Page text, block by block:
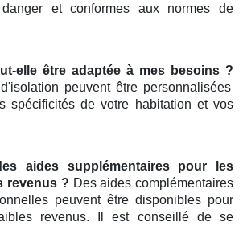
et conformes aux normes de
elle être adaptée à mes besoins ?
peuvent être personnalisées
spécificités de votre habitation et vos
aides supplémentaires pour les
revenus ? Des aides complémentaires
peuvent être disponibles pour
revenus. Il est conseillé de se